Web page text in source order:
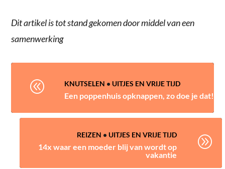
Dit artikel is tot stand gekomen door middel van een
samenwerking
@ KNUTSELEN • UITJES EN VRIJE TIJD
Een poppenhuis opknappen, zo doe je dat!
REIZEN • UITJES EN VRIJE TIJD
14x waar een moeder blij van wordt op
vakantie
A